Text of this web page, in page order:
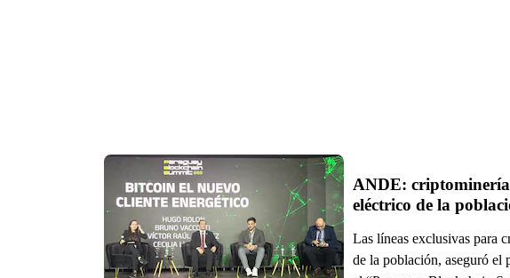
ANDE: criptominería
eléctrico de la
Las líneas exclusivas para
de la población, aseguró el